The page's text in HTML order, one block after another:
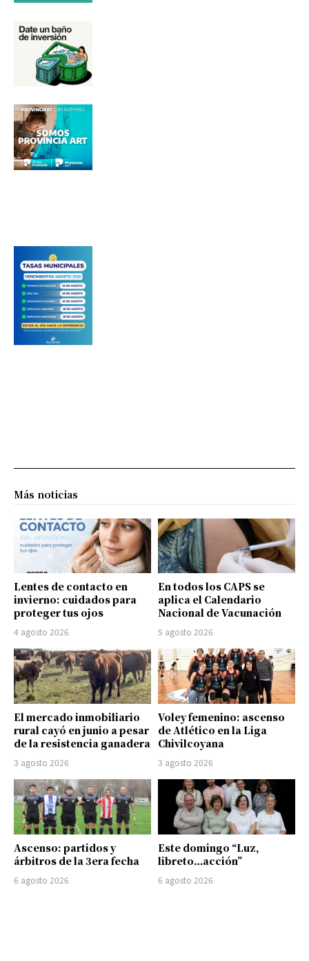
Más noticias
Lentes de contacto en
invierno: cuidados para
proteger tus ojos
4 agosto 2026
En todos los CAPS se
aplica el Calendario
Nacional de Vacunación
5 agosto 2026
El mercado inmobiliario
rural cayó en junio a pesar
de la resistencia ganadera
3 agosto 2026
Voley femenino: ascenso
de Atlético en la Liga
Chivilcoyana
3 agosto 2026
Ascenso: partidos y
árbitros de la 3era fecha
6 agosto 2026
Este domingo “Luz,
libreto…acción”
6 agosto 2026